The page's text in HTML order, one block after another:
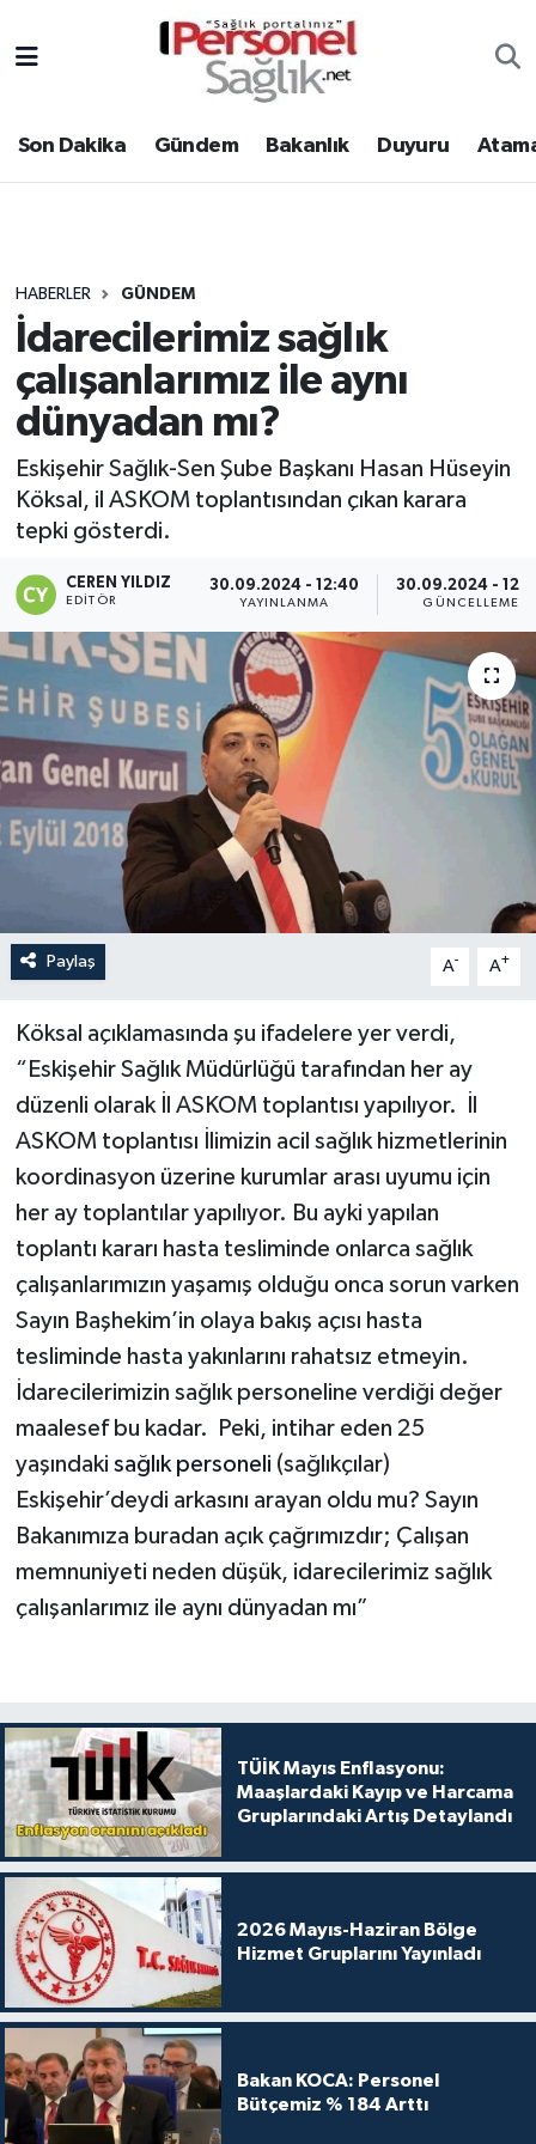
Son Dakika Gündem Bakanlık Duyuru
HABERLER GÜNDEM
İdarecilerimiz sağlık
çalışanlarımız ile aynı
dünyadan mı?
Eskişehir Sağlık-Sen Şube Başkanı Hasan Hüseyin
Köksal, il ASKOM toplantısından çıkan karara
tepki gösterdi.
CEREN YILDIZ
EDITÖR
30.09.2024 - 12:40
YAYINLANMA
30.09.2024 -
GÜNCELLEME
Paylaş A- A+
Köksal açıklamasında şu ifadelere yer verdi,
“Eskişehir Sağlık Müdürlüğü tarafından her ay
düzenli olarak İl ASKOM toplantısı yapılıyor. İl
ASKOM toplantısı İlimizin acil sağlık hizmetlerinin
koordinasyon üzerine kurumlar arası uyumu için
her ay toplantılar yapılıyor. Bu ayki yapılan
toplantı kararı hasta tesliminde onlarca sağlık
çalışanlarımızın yaşamış olduğu onca sorun varken
Sayın Başhekim’in olaya bakış açısı hasta
tesliminde hasta yakınlarını rahatsız etmeyin.
İdarecilerimizin sağlık personeline verdiği değer
maalesef bu kadar. Peki, intihar eden 25
yaşındaki sağlık personeli (sağlıkçılar)
Eskişehir’deydi arkasını arayan oldu mu? Sayın
Bakanımıza buradan açık çağrımızdır; Çalışan
memnuniyeti neden düşük, idarecilerimiz sağlık
çalışanlarımız ile aynı dünyadan mı”
TÜİK Mayıs Enflasyonu:
Maaşlardaki Kayıp ve Harcama
Gruplarındaki Artış Detaylandı
2026 Mayıs-Haziran Bölge
Hizmet Gruplarını Yayınladı
Bakan KOCA: Personel
Bütçemiz % 184 Arttı
Gündem
Atamalar
Mevzuat
Sendika
Kpss - Sınav
Nöbetçi Eczaneler
Hava Durumu
Tüm Manşetler
Son Dakika Haberleri
Haber Arşivi